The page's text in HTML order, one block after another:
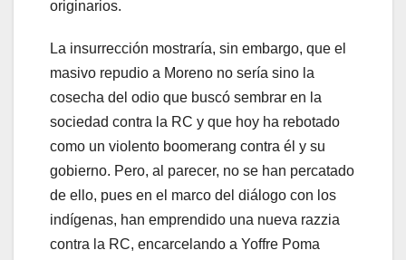
originarios.
La insurrección mostraría, sin embargo, que el
masivo repudio a Moreno no sería sino la
cosecha del odio que buscó sembrar en la
sociedad contra la RC y que hoy ha rebotado
como un violento boomerang contra él y su
gobierno. Pero, al parecer, no se han percatado
de ello, pues en el marco del diálogo con los
indígenas, han emprendido una nueva razzia
contra la RC, encarcelando a Yoffre Poma